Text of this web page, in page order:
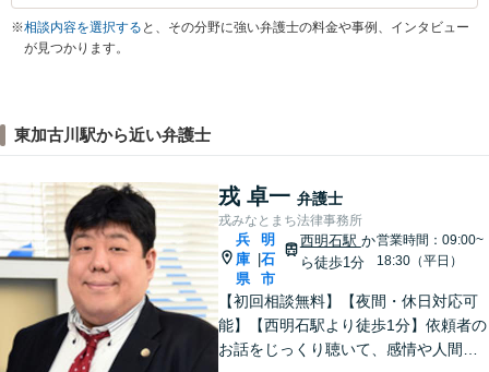
※相談内容を選択する と、その分野に強い弁護士の料金や事例、インタビュー
が見つかります。
東加古川駅から近い弁護士
戎 卓一 弁護士
戎みなとまち法律事務所
兵
庫
県
明
石
市
西明石駅 か
ら徒歩1分
営業時間：09:00~
18:30（平日）
【初回相談無料】【夜間・休日対応可
能】【西明石駅より徒歩1分】依頼者の
お話をじっくり聴いて、感情や人間関